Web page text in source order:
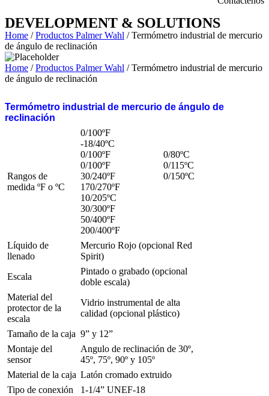
DEVELOPMENT & SOLUTIONS
Home /Productos Palmer Wahl / Termómetro industrial de mercurio
de ángulo de reclinación
Home /Productos Palmer Wahl / Termómetro industrial de mercurio
de ángulo de reclinación
Termómetro industrial de mercurio de ángulo de
reclinación
Rangos de
medida ºF o ºC
0/100ºF
-18/40ºC
0/100ºF 0/80ºC
0/100ºF 0/115ºC
30/240ºF 0/150ºC
170/270ºF
10/205ºC
30/300ºF
50/400ºF
200/400ºF
Líquido de
llenado
Mercurio Rojo (opcional Red
Spirit)
Escala
Pintado o grabado (opcional
doble escala)
Material del
protector de la
escala
Vidrio instrumental de alta
calidad (opcional plástico)
Tamaño de la caja 9” y 12”
Montaje del
sensor
Angulo de reclinación de 30º,
45º, 75º, 90º y 105º
Material de la caja Latón cromado extruido
Tipo de conexión
1-1/4” UNEF-18